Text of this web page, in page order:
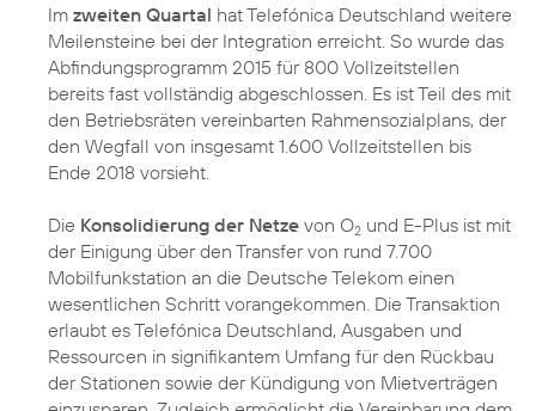
Im zweiten Quartal hat Telefónica Deutschland weitere
Meilensteine bei der Integration erreicht. So wurde das
Abfindungsprogramm 2015 für 800 Vollzeitstellen
bereits fast vollständig abgeschlossen. Es ist Teil des mit
den Betriebsräten vereinbarten Rahmensozialplans, der
den Wegfall von insgesamt 1.600 Vollzeitstellen bis
Ende 2018 vorsieht.
Die Konsolidierung der Netze von O2 und E-Plus ist mit
der Einigung über den Transfer von rund 7.700
Mobilfunkstation an die Deutsche Telekom einen
wesentlichen Schritt vorangekommen. Die Transaktion
erlaubt es Telefónica Deutschland, Ausgaben und
Ressourcen in signifikantem Umfang für den Rückbau
der Stationen sowie der Kündigung von Mietverträgen